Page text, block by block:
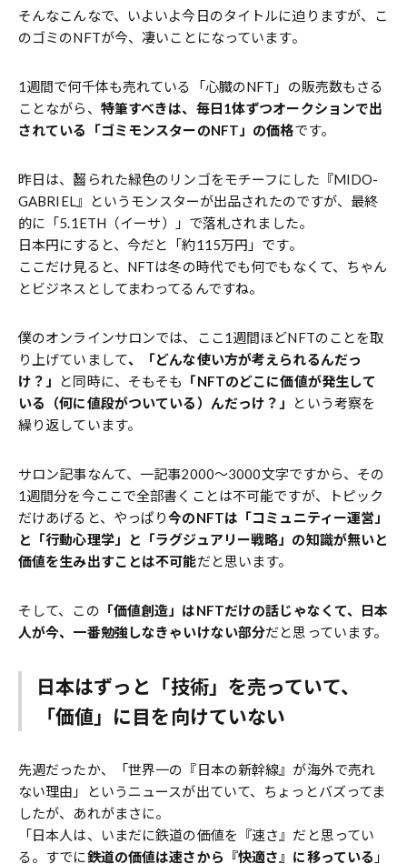
そんなこんなで、いよいよ今日のタイトルに迫りますが、こ
のゴミのNFTが今、凄いことになっています。
1週間で何千体も売れている「心臓のNFT」の販売数もさる
ことながら、 特筆すべきは、毎日1体ずつオークションで出
されている「ゴミモンスターのNFT」の価格です。
昨日は、齧られた緑色のリンゴをモチーフにした『MIDO-
GABRIEL』というモンスターが出品されたのですが、最終
的に「5.1ETH（イーサ）」で落札されました。
日本円にすると、今だと「約115万円」です。
ここだけ見ると、NFTは冬の時代でも何でもなくて、ちゃん
とビジネスとしてまわってるんですね。
僕のオンラインサロンでは、ここ1週間ほどNFTのことを取
り上げていまして、「どんな使い方が考えられるんだっ
け？」
と同時に、そもそも
「NFTのどこに価値が発生して
いる（何に値段がついている）んだっけ？」
という考察を
繰り返しています。
サロン記事なんて、一記事2000〜3000文字ですから、その
1週間分を今ここで全部書くことは不可能ですが、トピック
だけあげると、やっぱり今のNFTは「コミュニティー運営」
と「行動心理学」と「ラグジュアリー戦略」の知識が無いと
価値を生み出すことは不可能だと思います。
そして、この 「価値創造」はNFTだけの話じゃなくて、日本
人が今、一番勉強しなきゃいけない部分だと思っています。
日本はずっと「技術」を売っていて、
「価値」に目を向けていない
先週だったか、「世界一の『日本の新幹線』が海外で売れ
ない理由」というニュースが出ていて、ちょっとバズってま
したが、あれがまさに。
「日本人は、いまだに鉄道の価値を『速さ』だと思ってい
る。すでに鉄道の価値は速さから『快適さ』に移っている 」